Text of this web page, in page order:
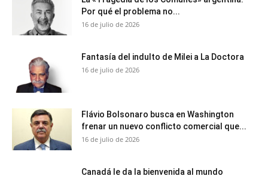
Por qué el problema no...
16 de julio de 2026
Fantasía del indulto de Milei a La Doctora
16 de julio de 2026
Flávio Bolsonaro busca en Washington
frenar un nuevo conflicto comercial que...
16 de julio de 2026
Canadá le da la bienvenida al mundo